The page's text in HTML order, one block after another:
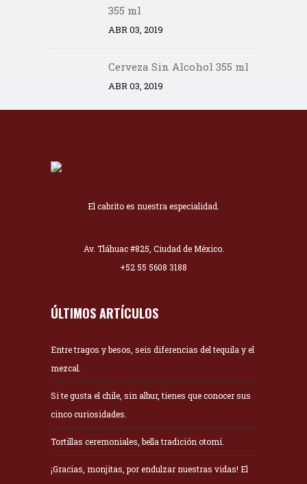
355 ml
ABR 03, 2019
Cerveza Sin Alcohol 355 ml
ABR 03, 2019
El cabrito es nuestra especialidad.
Av. Tláhuac #825, Ciudad de México.
+52 55 5608 3188
ÚLTIMOS ARTÍCULOS
Entre tragos y besos, seis diferencias del tequila y el
mezcal.
Si te gusta el chile, sin albur, tienes que conocer sus
cinco curiosidades.
Tortillas ceremoniales, bella tradición otomí.
¡Gracias, monjitas, por endulzar nuestras vidas! El